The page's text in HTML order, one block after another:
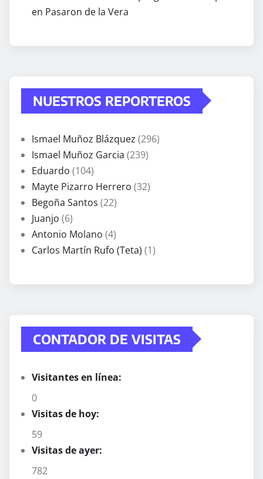
en Pasaron de la Vera
NUESTROS REPORTEROS
Ismael Muñoz Blázquez (296)
Ismael Muñoz Garcia (239)
Eduardo (104)
Mayte Pizarro Herrero (32)
Begoña Santos (22)
Juanjo (6)
Antonio Molano (4)
Carlos Martín Rufo (Teta) (1)
CONTADOR DE VISITAS
Visitantes en línea:
0
Visitas de hoy:
59
Visitas de ayer:
782